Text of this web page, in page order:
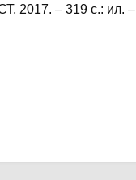
2017. – 319 с.: ил. –